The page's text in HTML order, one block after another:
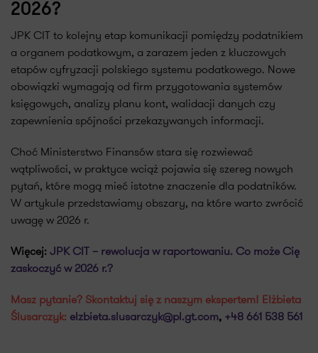
2026?
JPK CIT to kolejny etap komunikacji pomiędzy podatnikiem
a organem podatkowym, a zarazem jeden z kluczowych
etapów cyfryzacji polskiego systemu podatkowego. Nowe
obowiązki wymagają od firm przygotowania systemów
księgowych, analizy planu kont, walidacji danych czy
zapewnienia spójności przekazywanych informacji.
Choć Ministerstwo Finansów stara się rozwiewać
wątpliwości, w praktyce wciąż pojawia się szereg nowych
pytań, które mogą mieć istotne znaczenie dla podatników.
W artykule przedstawiamy obszary, na które warto zwrócić
uwagę w 2026 r.
Więcej:JPK CIT – rewolucja w raportowaniu. Co może Cię
zaskoczyć w 2026 r.?
Masz pytanie? Skontaktuj się z naszym ekspertem! Elżbieta
Ślusarczyk: elzbieta.slusarczyk@pl.gt.com, +48 661 538 561